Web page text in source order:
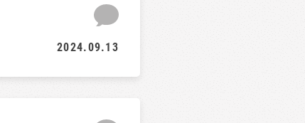
2024.09.13